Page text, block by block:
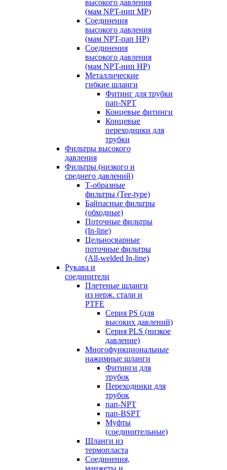
высокого давления
(мам NPT-нип MP)
Соединения
высокого давления
(мам NPT-пап HP)
Соединения
высокого давления
(мам NPT-нип HP)
Металлические
гибкие шланги
Фитинг для трубки
пап-NPT
Концевые фитинги
Концевые
переходники для
трубки
Фильтры высокого
давления
Фильтры (низкого и
среднего давлений)
Т-образные
фильтры (Tee-type)
Байпасные фильтры
(обходные)
Поточные фильтры
(In-line)
Цельносварные
поточные фильтры
(All-welded In-line)
Рукава и
соединители
Плетеные шланги
из нерж. стали и
PTFE
Серия PS (для
высоких давлений)
Серия PLS (низкое
давление)
Многофункциональные
нажимные шланги
Фитинги для
трубок
Переходники для
трубок
пап-NPT
пап-BSPT
Муфты
(соединительные)
Шланги из
термопласта
Соединения,
манжеты и